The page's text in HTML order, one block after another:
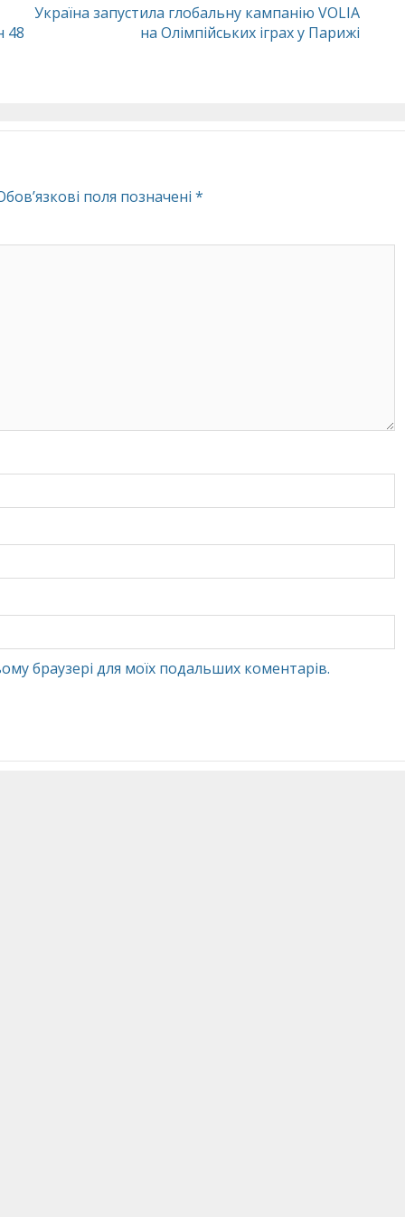
48
Україна запустила глобальну кампанію VOLIA
на Олімпійських іграх у Парижі
поля позначені *
браузері для моїх подальших коментарів.